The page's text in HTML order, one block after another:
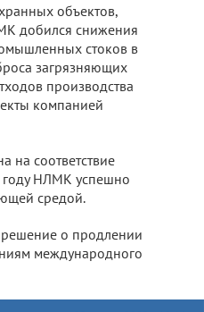
объектов,
добился снижения
стоков в
загрязняющих
производства
компанией
на соответствие
году НЛМК успешно
средой.
решение о продлении
международного